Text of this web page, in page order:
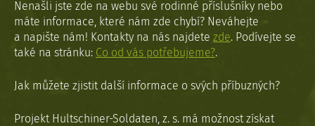
Nenašli jste zde na webu své rodinné příslušníky nebo
máte informace, které nám zde chybí? Neváhejte
a napište nám! Kontakty na nás najdete zde. Podívejte se
také na stránku: Co od vás potřebujeme?.
Jak můžete zjistit další informace o svých příbuzných?
Projekt Hultschiner-Soldaten, z. s. má možnost získat